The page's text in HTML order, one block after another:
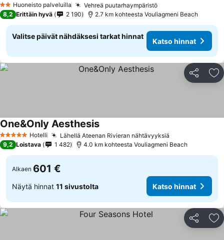
2 Tähtiluokitus
Huoneisto palveluilla Vehreä puutarhaympäristö
8,2 Erittäin hyvä 2 190 2.7 km kohteesta Vouliagmeni Beach
Valitse päivät nähdäksesi tarkat hinnat
Katso hinnat
Jaa
5 Tähtiluokitus
Hotelli Lähellä Ateenan Rivieran nähtävyyksiä
One&Only Aesthesis
9,2 Loistava 1 482 4.0 km kohteesta Vouliagmeni Beach
Alkaen 601 €
Näytä hinnat 11 sivustolta Katso hinnat
Jaa